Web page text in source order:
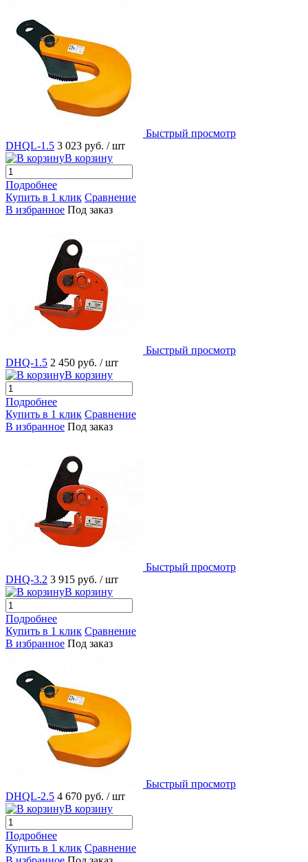
Быстрый просмотр
DHQL-1.5 3 023 руб. / шт
В корзину
Подробнее
Купить в 1 клик Сравнение
В избранное Под заказ
Быстрый просмотр
DHQ-1.5 2 450 руб. / шт
В корзину
Подробнее
Купить в 1 клик Сравнение
В избранное Под заказ
Быстрый просмотр
DHQ-3.2 3 915 руб. / шт
В корзину
Подробнее
Купить в 1 клик Сравнение
В избранное Под заказ
Быстрый просмотр
DHQL-2.5 4 670 руб. / шт
В корзину
Подробнее
Купить в 1 клик Сравнение